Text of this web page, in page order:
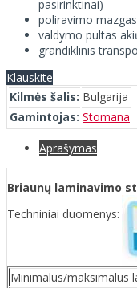
pasirinktinai)
poliravimo mazgas
valdymo pultas
grandiklinis
Klauskite
Kilmės šalis: Bulgarija
Gamintojas: Stomana
Aprašymas
Briaunų laminavimo
Techniniai duomenys:
Minimalus/maksimalus